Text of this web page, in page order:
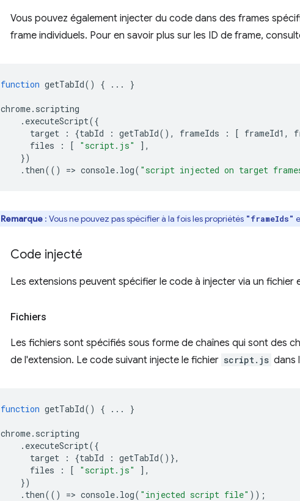
Vous pouvez également injecter du code dans des frames
frame individuels. Pour en savoir plus sur les ID de frame,
function getTabId() { ... }
chrome. scripting
. executeScript({
target
: {tabId : getTabId(), frameIds : [ frameId1 ,
files
: [ "script.js"
],
})
. then(() => console. log( "script injected on target
Remarque : Vous ne pouvez pas spécifier à la fois les propriétés "frameIds"
Code injecté
Les extensions peuvent spécifier le code à injecter via un fichier
Fichiers
Les fichiers sont spécifiés sous forme de chaînes qui sont des
de l'extension. Le code suivant injecte le fichier script.js dans
function getTabId() { ... }
chrome. scripting
. executeScript({
target
: {tabId : getTabId()},
files
: [ "script.js"
],
})
. then(() => console. log( "injected script file" ));